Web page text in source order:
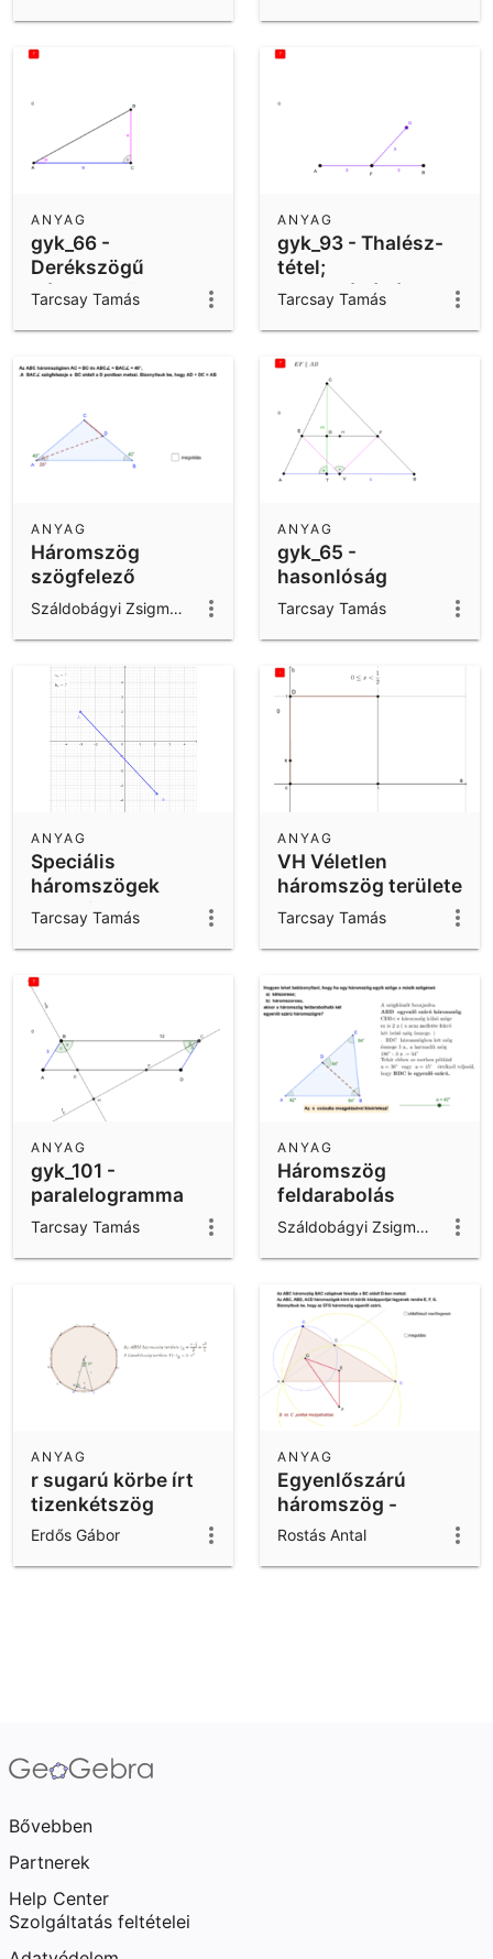
gyk_66 -
Derékszögű
háoromszög
szerkesztése
ANYAG
Tarcsay Tamás
gyk_93 - Thalész-
tétel;
egybevágóság
ANYAG
Tarcsay Tamás
Háromszög
szögfelező
ANYAG
Száldobágyi Zsigmond
gyk_65 -
hasonlóság
ANYAG
Tarcsay Tamás
Speciális
háromszögek
oldalainak
ahosszai
ANYAG
Tarcsay Tamás
VH Véletlen
háromszög területe
ANYAG
Tarcsay Tamás
gyk_101 -
paralelogramma
ANYAG
Tarcsay Tamás
Háromszög
feldarabolás
ANYAG
Száldobágyi Zsigmond
r sugarú körbe írt
tizenkétszög
területe
ANYAG
Erdős Gábor
Egyenlőszárú
háromszög -
bizonyítás
ANYAG
Rostás Antal
Bővebben
Partnerek
Help Center
Szolgáltatás feltételei